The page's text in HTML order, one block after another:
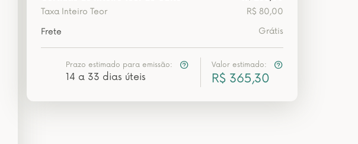
Taxa Inteiro Teor
R$ 80,00
Frete
Grátis
Prazo estimado para emissão:
14 a 33 dias úteis
Valor estimado:
R$ 365,30